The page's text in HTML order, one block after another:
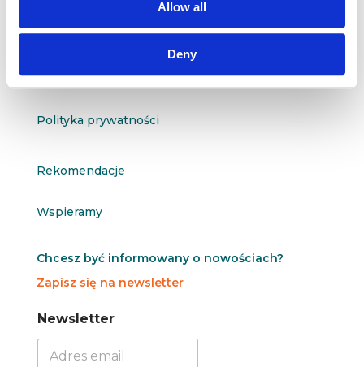
Allow all
Deny
O nas
Kontakt
Polityka prywatności
Rekomendacje
Wspieramy
Chcesz być informowany o nowościach?
Zapisz się na newsletter
N
N
Newsletter